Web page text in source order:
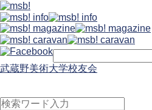
武蔵野美術大学校友会